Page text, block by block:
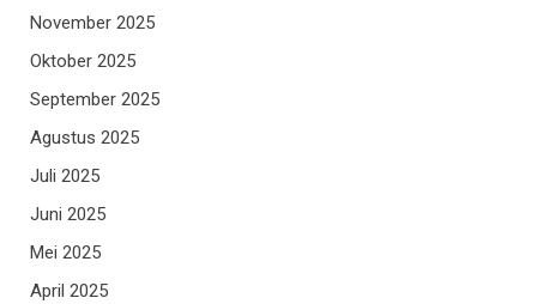
November 2025
Oktober 2025
September 2025
Agustus 2025
Juli 2025
Juni 2025
Mei 2025
April 2025